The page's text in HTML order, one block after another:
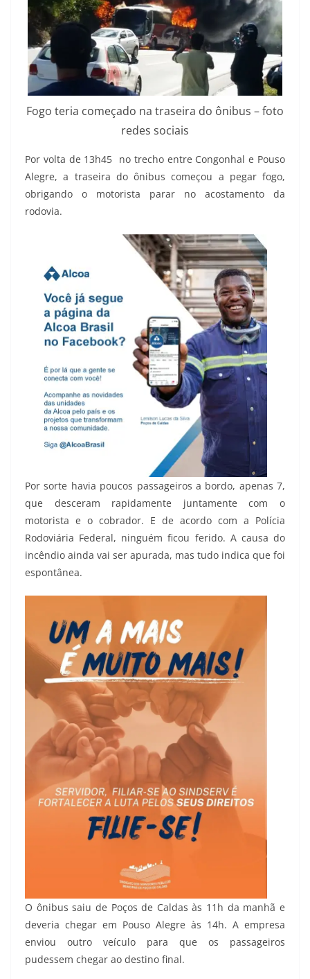
Fogo teria começado na traseira do ônibus – foto
redes sociais
Por volta de 13h45 no trecho entre Congonhal e Pouso
Alegre, a traseira do ônibus começou a pegar fogo,
obrigando o motorista parar no acostamento da
rodovia.
Por sorte havia poucos passageiros a bordo, apenas 7,
que desceram rapidamente juntamente com o
motorista e o cobrador. E de acordo com a Polícia
Rodoviária Federal, ninguém ficou ferido. A causa do
incêndio ainda vai ser apurada, mas tudo indica que foi
espontânea.
O ônibus saiu de Poços de Caldas às 11h da manhã e
deveria chegar em Pouso Alegre às 14h. A empresa
enviou outro veículo para que os passageiros
pudessem chegar ao destino final.